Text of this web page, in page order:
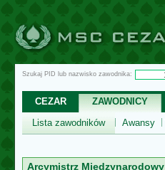
Szukaj PID lub nazwisko zawodnika:
CEZAR ZAWODNICY
Lista zawodników
Awansy
Arcymistrz Międzynarodowy